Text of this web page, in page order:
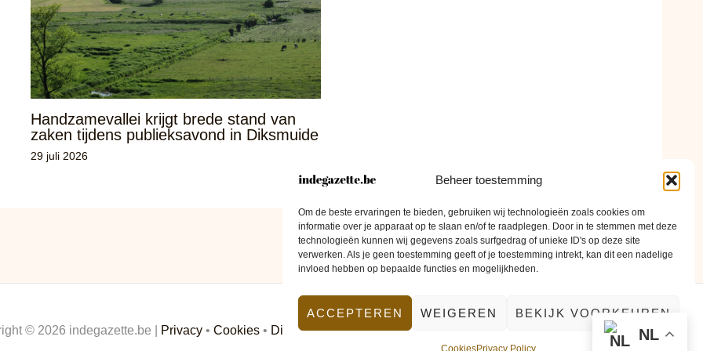
Beheer toestemming
Om de beste ervaringen te bieden, gebruiken wij technologieën zoals cookies om
informatie over je apparaat op te slaan en/of te raadplegen. Door in te stemmen met deze
technologieën kunnen wij gegevens zoals surfgedrag of unieke ID's op deze site
verwerken. Als je geen toestemming geeft of je toestemming intrekt, kan dit een nadelige
invloed hebben op bepaalde functies en mogelijkheden.
ACCEPTEREN WEIGEREN BEKIJK VOORKEUREN
CookiesPrivacy Policy
Handzamevallei krijgt brede stand van
zaken tijdens publieksavond in Diksmuide
29 juli 2026
© 2026 indegazette.be | Privacy• Cookies• Disclaimer•Contact NL